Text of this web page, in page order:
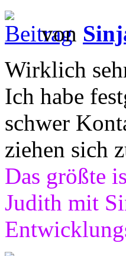
von
Wirklich
Ich habe
schwer
ziehen sich
Das größte
Judith mit